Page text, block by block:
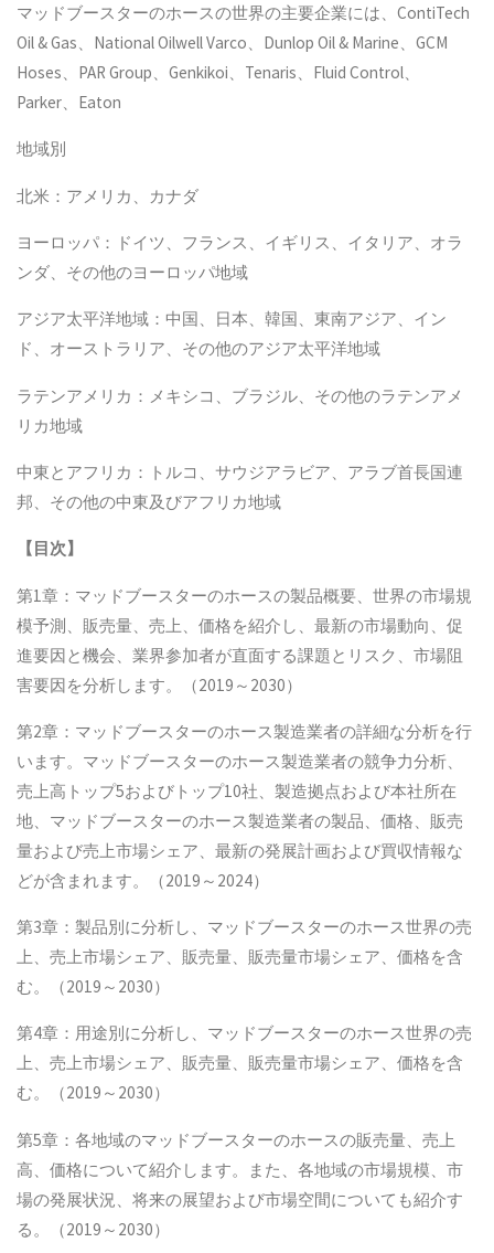
マッドブースターのホースの世界の主要企業には、ContiTech
Oil & Gas、National Oilwell Varco、Dunlop Oil & Marine、GCM
Hoses、PAR Group、Genkikoi、Tenaris、Fluid Control、
Parker、Eaton
地域別
北米：アメリカ、カナダ
ヨーロッパ：ドイツ、フランス、イギリス、イタリア、オラ
ンダ、その他のヨーロッパ地域
アジア太平洋地域：中国、日本、韓国、東南アジア、イン
ド、オーストラリア、その他のアジア太平洋地域
ラテンアメリカ：メキシコ、ブラジル、その他のラテンアメ
リカ地域
中東とアフリカ：トルコ、サウジアラビア、アラブ首長国連
邦、その他の中東及びアフリカ地域
【 目次】
第1章：マッドブースターのホースの製品概要、世界の市場規
模予測、販売量、売上、価格を紹介し、最新の市場動向、促
進要因と機会、業界参加者が直面する課題とリスク、市場阻
害要因を分析します。（2019～2030）
第2章：マッドブースターのホース製造業者の詳細な分析を行
います。マッドブースターのホース製造業者の競争力分析、
売上高トップ5およびトップ10社、製造拠点および本社所在
地、マッドブースターのホース製造業者の製品、価格、販売
量および売上市場シェア、最新の発展計画および買収情報な
どが含まれます。（2019～2024）
第3章：製品別に分析し、マッドブースターのホース世界の売
上、売上市場シェア、販売量、販売量市場シェア、価格を含
む。（2019～2030）
第4章：用途別に分析し、マッドブースターのホース世界の売
上、売上市場シェア、販売量、販売量市場シェア、価格を含
む。（2019～2030）
第5章：各地域のマッドブースターのホースの販売量、売上
高、価格について紹介します。また、各地域の市場規模、市
場の発展状況、将来の展望および市場空間についても紹介す
る。（2019～2030）